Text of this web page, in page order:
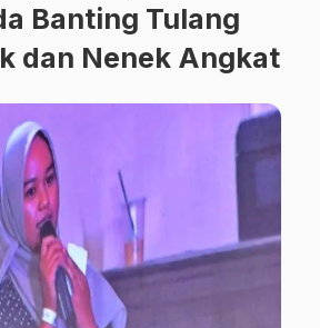
Banting Tulang
dan Nenek Angkat